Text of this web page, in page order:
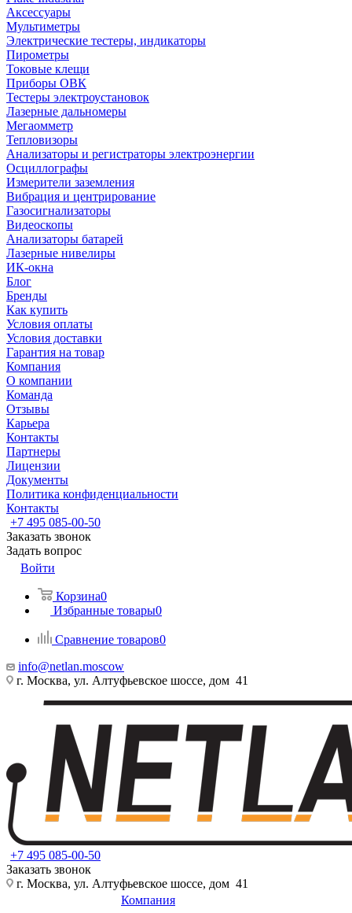
Аксессуары
Мультиметры
Электрические тестеры, индикаторы
Пирометры
Токовые клещи
Приборы ОВК
Тестеры электроустановок
Лазерные дальномеры
Мегаомметр
Тепловизоры
Анализаторы и регистраторы электроэнергии
Осциллографы
Измерители заземления
Вибрация и центрирование
Газосигнализаторы
Видеоскопы
Анализаторы батарей
Лазерные нивелиры
ИК-окна
Блог
Бренды
Как купить
Условия оплаты
Условия доставки
Гарантия на товар
Компания
О компании
Команда
Отзывы
Карьера
Контакты
Партнеры
Лицензии
Документы
Политика конфиденциальности
Контакты
+7 495 085-00-50
Заказать звонок
Задать вопрос
Войти
Корзина0
Избранные товары0
Сравнение товаров0
info@netlan.moscow
г. Москва, ул. Алтуфьевское шоссе, дом 41
+7 495 085-00-50
Заказать звонок
г. Москва, ул. Алтуфьевское шоссе, дом 41
Компания